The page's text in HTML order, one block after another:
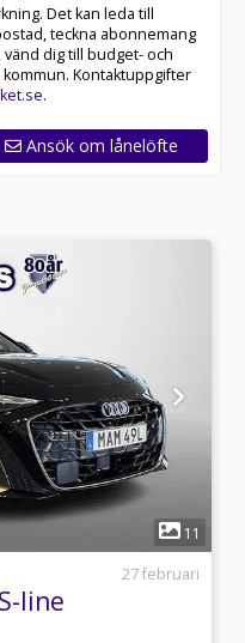
Det kan leda till
teckna abonnemang
vänd dig till budget- och
Kontaktuppgifter
.
Ansök om lånelöfte
11
27 februari
line